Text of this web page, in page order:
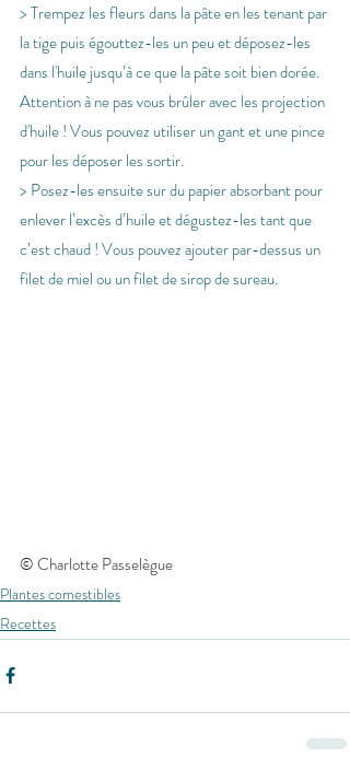
> Trempez les fleurs dans la pâte en les tenant par
la tige puis égouttez-les un peu et déposez-les
dans l'huile jusqu’à ce que la pâte soit bien dorée.
Attention à ne pas vous brûler avec les projection
d'huile ! Vous pouvez utiliser un gant et une pince
pour les déposer les sortir.
> Posez-les ensuite sur du papier absorbant pour
enlever l’excès d’huile et dégustez-les tant que
c’est chaud ! Vous pouvez ajouter par-dessus un
filet de miel ou un filet de sirop de sureau.
© Charlotte Passelègue
Plantes comestibles
Recettes